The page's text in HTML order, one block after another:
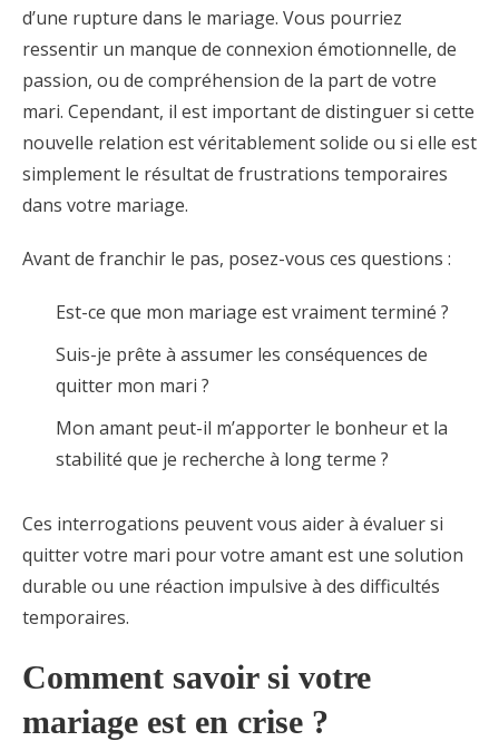
d’une rupture dans le mariage. Vous pourriez
ressentir un manque de connexion émotionnelle, de
passion, ou de compréhension de la part de votre
mari. Cependant, il est important de distinguer si cette
nouvelle relation est véritablement solide ou si elle est
simplement le résultat de frustrations temporaires
dans votre mariage.
Avant de franchir le pas, posez-vous ces questions :
Est-ce que mon mariage est vraiment terminé ?
Suis-je prête à assumer les conséquences de
quitter mon mari ?
Mon amant peut-il m’apporter le bonheur et la
stabilité que je recherche à long terme ?
Ces interrogations peuvent vous aider à évaluer si
quitter votre mari pour votre amant est une solution
durable ou une réaction impulsive à des difficultés
temporaires.
Comment savoir si votre
mariage est en crise ?